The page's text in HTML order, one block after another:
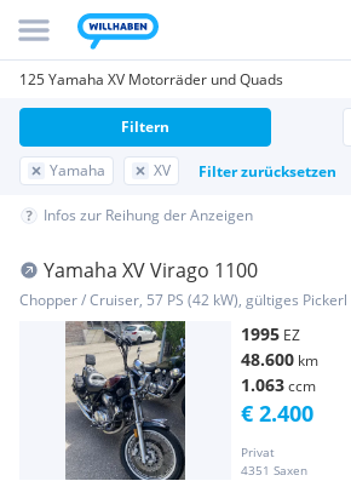
125 Yamaha XV Motorräder und Quads
Yamaha XV Filter zurücksetzen
Filtern
Infos zur Reihung der Anzeigen
Yamaha XV Virago 1100
Chopper / Cruiser, 57 PS (42 kW), gültiges Pickerl
1995 EZ
48.600 km
1.063ccm
Privat
4351 Saxen
€ 2.400